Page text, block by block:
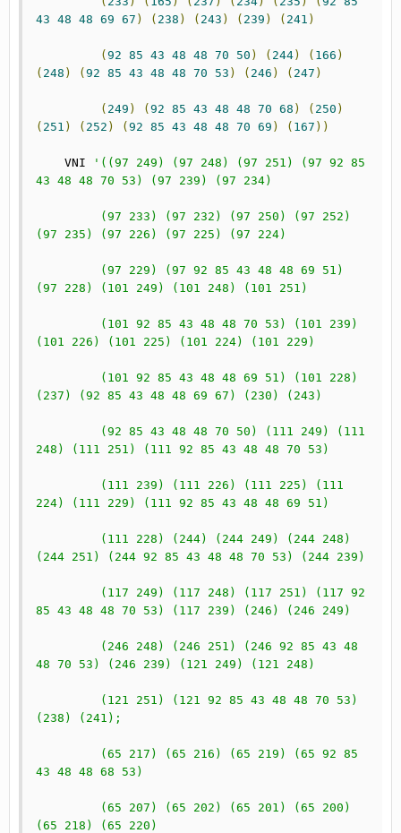
43 48 48 69 67 ) ( 238 ) ( 243 ) ( 239 ) ( 241 )
( 92 85 43 48 48 70 50 ) ( 244) ( 166 )
( 248 ) ( 92 85 43 48 48 70 53 ) ( 246 ) ( 247 )
( 249 ) ( 92 85 43 48 48 70 68 ) ( 250 )
( 251 ) ( 252 ) ( 92 85 43 48 48 70 69 ) ( 167 ))
    VNI
'((97 249) (97 248) (97 251) (97 92 85
43 48 48 70 53) (97 239) (97 234)
(97 235) (97 226) (97 225) (97 224)
(97 228) (101 249) (101 248) (101 251)
(101 226) (101 225) (101 224) (101 229)
(237) (92 85 43 48 48 69 67) (230) (243)
248) (111 251) (111 92 85 43 48 48 70 53)
224) (111 229) (111 92 85 43 48 48 69 51)
(244 251) (244 92 85 43 48 48 70 53) (244 239)
85 43 48 48 70 53) (117 239) (246) (246 249)
48 70 53) (246 239) (121 249) (121 248)
(238) (241);
43 48 48 68 53)
(65 218) (65 220)